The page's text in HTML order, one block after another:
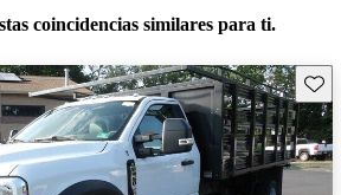
coincidencias similares para ti.